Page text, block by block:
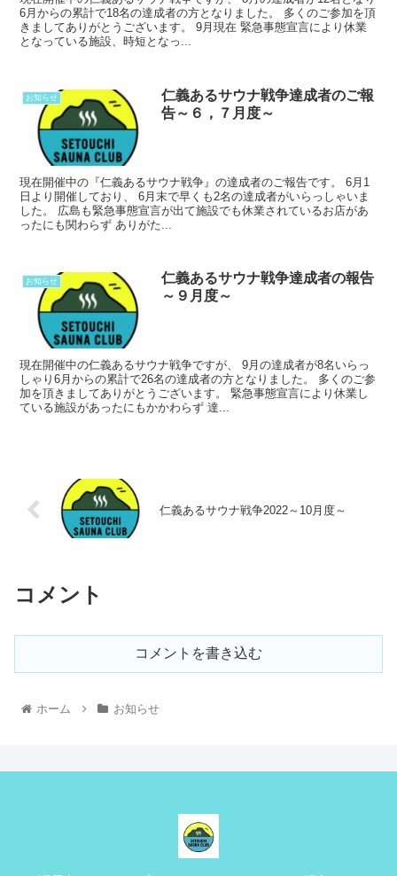
6月からの累計で18名の達成者の方となりました。 多くのご参加を頂
きましてありがとうございます。 9月現在 緊急事態宣言により休業
となっている施設、時短となっ...
お知らせ
仁義あるサウナ戦争達成者のご報
告～６，７月度～
現在開催中の『仁義あるサウナ戦争』の達成者のご報告です。 6月1
日より開催しており、 6月末で早くも2名の達成者がいらっしゃいま
した。 広島も緊急事態宣言が出て施設でも休業されているお店があ
ったにも関わらず ありがた...
お知らせ
仁義あるサウナ戦争達成者の報告
～９月度～
現在開催中の仁義あるサウナ戦争ですが、 9月の達成者が8名いらっ
しゃり6月からの累計で26名の達成者の方となりました。 多くのご参
加を頂きましてありがとうございます。 緊急事態宣言により休業し
ている施設があったにもかかわらず 達...
仁義あるサウナ戦争2022～10月度～
コメント
コメントを書き込む
ホーム お知らせ